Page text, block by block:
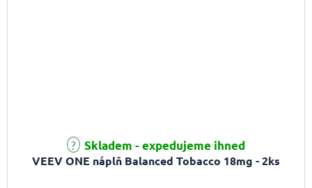
VEEV ONE náplň Balanced Tobacco 18mg - 2ks
Skladem - expedujeme ihned